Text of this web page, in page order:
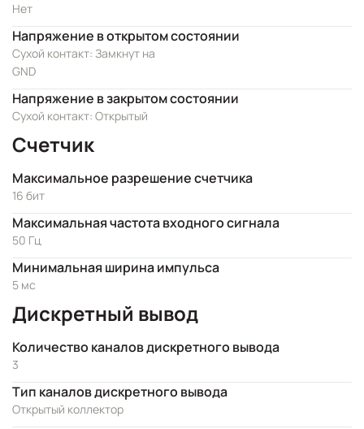
Нет
Напряжение в открытом состоянии
Сухой контакт: Замкнут на
GND
Напряжение в закрытом состоянии
Сухой контакт: Открытый
Счетчик
Максимальное разрешение счетчика
16 бит
Максимальная частота входного сигнала
50 Гц
Минимальная ширина импульса
5 мс
Дискретный вывод
Количество каналов дискретного вывода
3
Тип каналов дискретного вывода
Открытый коллектор